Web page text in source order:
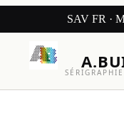
SAV FR ·